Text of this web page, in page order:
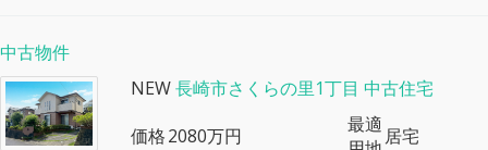
中古物件
NEW 長崎市さくらの里1丁目 中古住宅
価格2080万円
最適 居宅